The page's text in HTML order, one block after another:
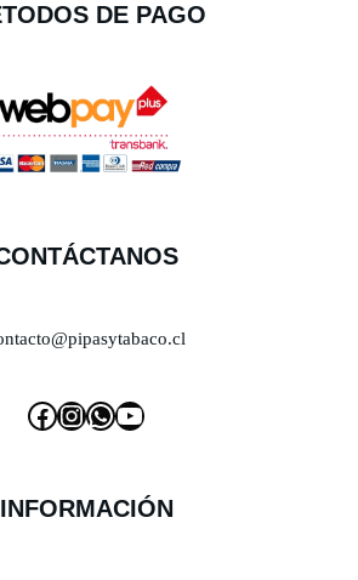
DE PAGO
INFORMACIÓN